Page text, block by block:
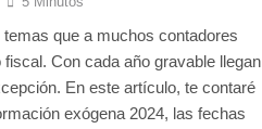
que a muchos contadores
Con cada año gravable llegan
En este artículo, te contaré
exógena 2024, las fechas